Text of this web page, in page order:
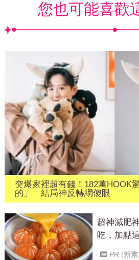
您也可能喜歡
突爆家裡超有錢！182萬HOOK
的」 結局神反轉網傻眼
超神減肥
吃，加點
PR (新